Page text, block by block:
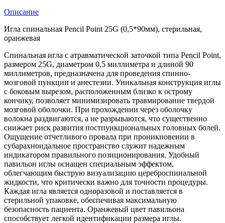
Описание
Игла спинальная Pencil Point 25G (0,5*90мм), стерильная,
оранжевая
Спинальная игла с атравматической заточкой типа Pencil Point,
размером 25G, диаметром 0,5 миллиметра и длиной 90
миллиметров, предназначена для проведения спинно-
мозговой пункции и анестезии. Уникальная конструкция иглы
с боковым вырезом, расположенным близко к острому
кончику, позволяет минимизировать травмирование твердой
мозговой оболочки. При прохождении через оболочку
волокна раздвигаются, а не разрываются, что существенно
снижает риск развития постпункциональных головных болей.
Ощущение отчетливого провала при проникновении в
субарахноидальное пространство служит надежным
индикатором правильного позиционирования. Удобный
павильон иглы оснащен специальным эффектом,
облегчающим быструю визуализацию цереброспинальной
жидкости, что критически важно для точности процедуры.
Каждая игла является одноразовой и поставляется в
стерильной упаковке, обеспечивая максимальную
безопасность пациента. Оранжевый цвет павильона
способствует легкой идентификации размера иглы.